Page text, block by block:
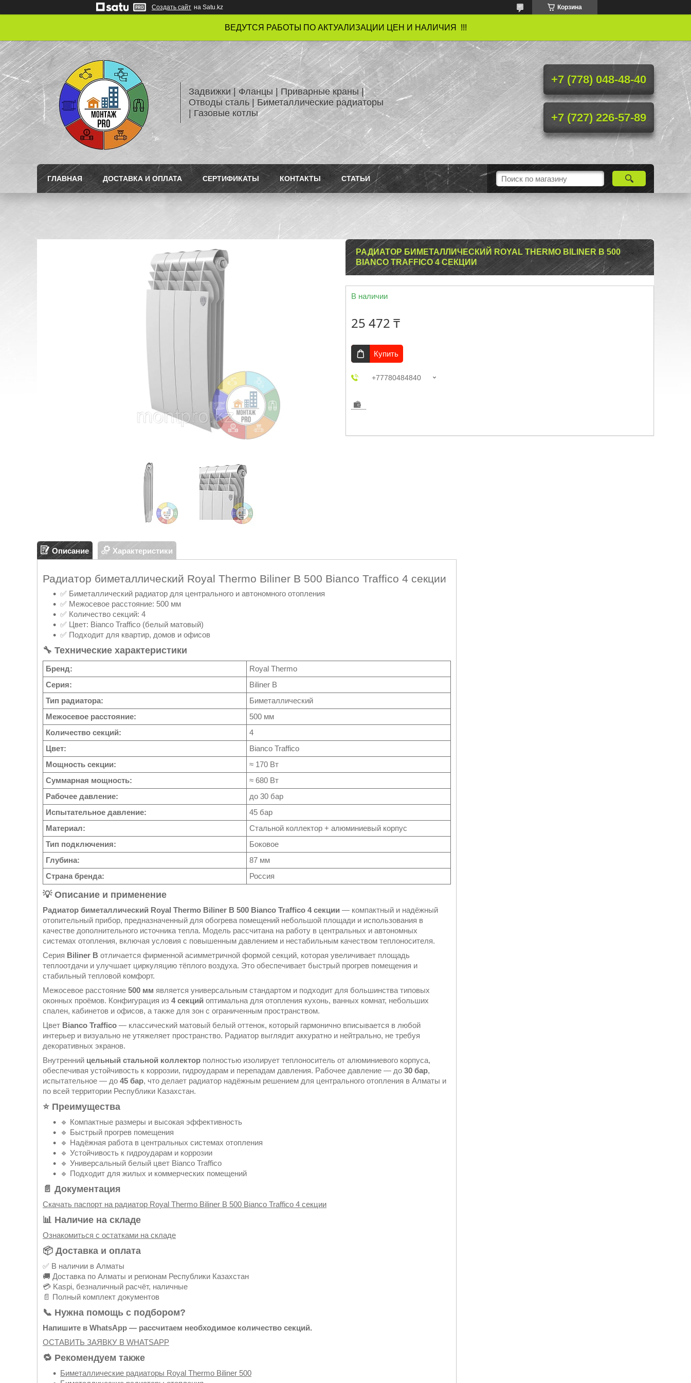
Создать сайт на Satu.kz Корзина
ВЕДУТСЯ РАБОТЫ ПО АКТУАЛИЗАЦИИ ЦЕН И НАЛИЧИЯ !!!
Задвижки | Фланцы | Приварные краны |
Отводы сталь | Биметаллические радиаторы
| Газовые котлы
+7 (778) 048-48-40
+7 (727) 226-57-89
ГЛАВНАЯ ДОСТАВКА И ОПЛАТА СЕРТИФИКАТЫ КОНТАКТЫ СТАТЬИ
РАДИАТОР БИМЕТАЛЛИЧЕСКИЙ ROYAL THERMO BILINER B 500
BIANCO TRAFFICO 4 СЕКЦИИ
В наличии
25 472 ₸
Купить
+77780484840
Описание Характеристики
Радиатор биметаллический Royal Thermo Biliner B 500 Bianco Traffico 4 секции
✅ Биметаллический радиатор для центрального и автономного отопления
✅ Межосевое расстояние: 500 мм
✅ Количество секций: 4
✅ Цвет: Bianco Traffico (белый матовый)
✅ Подходит для квартир, домов и офисов
🔧 Технические характеристики
Бренд:
Royal Thermo
Серия:
Biliner B
Тип радиатора:
Биметаллический
Межосевое расстояние:
500 мм
Количество секций:
4
Цвет:
Bianco Traffico
Мощность секции:
≈ 170 Вт
Суммарная мощность:
≈ 680 Вт
Рабочее давление:
до 30 бар
Испытательное давление:
45 бар
Материал:
Стальной коллектор + алюминиевый корпус
Тип подключения:
Боковое
Глубина:
87 мм
Страна бренда:
Россия
💡 Описание и применение
Радиатор биметаллический Royal Thermo Biliner B 500 Bianco Traffico 4 секции — компактный и надёжный
отопительный прибор, предназначенный для обогрева помещений небольшой площади и использования в
качестве дополнительного источника тепла. Модель рассчитана на работу в центральных и автономных
системах отопления, включая условия с повышенным давлением и нестабильным качеством теплоносителя.
Серия Biliner B отличается фирменной асимметричной формой секций, которая увеличивает площадь
теплоотдачи и улучшает циркуляцию тёплого воздуха. Это обеспечивает быстрый прогрев помещения и
стабильный тепловой комфорт.
Межосевое расстояние 500 мм является универсальным стандартом и подходит для большинства типовых
оконных проёмов. Конфигурация из 4 секций оптимальна для отопления кухонь, ванных комнат, небольших
спален, кабинетов и офисов, а также для зон с ограниченным пространством.
Цвет Bianco Traffico — классический матовый белый оттенок, который гармонично вписывается в любой
интерьер и визуально не утяжеляет пространство. Радиатор выглядит аккуратно и нейтрально, не требуя
декоративных экранов.
Внутренний цельный стальной коллектор полностью изолирует теплоноситель от алюминиевого корпуса,
обеспечивая устойчивость к коррозии, гидроударам и перепадам давления. Рабочее давление — до 30 бар,
испытательное — до 45 бар, что делает радиатор надёжным решением для центрального отопления в Алматы и
по всей территории Республики Казахстан.
⭐ Преимущества
🔹 Компактные размеры и высокая эффективность
🔹 Быстрый прогрев помещения
🔹 Надёжная работа в центральных системах отопления
🔹 Устойчивость к гидроударам и коррозии
🔹 Универсальный белый цвет Bianco Traffico
🔹 Подходит для жилых и коммерческих помещений
📄 Документация
Скачать паспорт на радиатор Royal Thermo Biliner B 500 Bianco Traffico 4 секции
📊 Наличие на складе
Ознакомиться с остатками на складе
📦 Доставка и оплата
✅ В наличии в Алматы
🚚 Доставка по Алматы и регионам Республики Казахстан
💳 Kaspi, безналичный расчёт, наличные
📄 Полный комплект документов
📞 Нужна помощь с подбором?
Напишите в WhatsApp — рассчитаем необходимое количество секций.
ОСТАВИТЬ ЗАЯВКУ В WHATSAPP
🔁 Рекомендуем также
Биметаллические радиаторы Royal Thermo Biliner 500